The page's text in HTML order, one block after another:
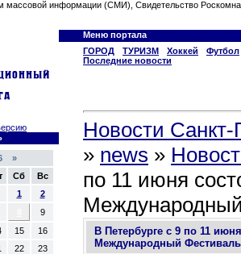
массовой информации (СМИ), Свидетельство
Меню портала
ГОРОД
ТУРИЗМ Хоккей
Футбол
Последние новости
»
Сб
Вс
1
2
9
15
16
22
23
Новости Санкт-
» news »
по 11 июня
В Петербурге с 9 по 11
Международный